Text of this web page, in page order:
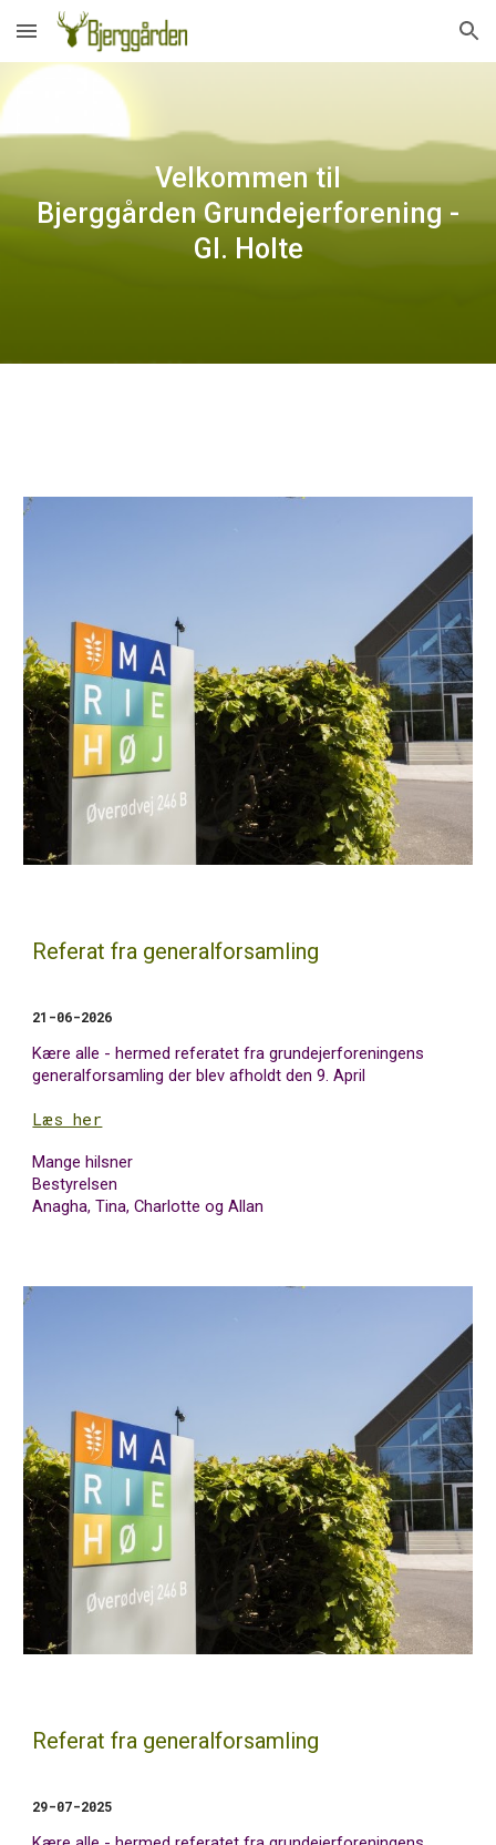
Skip to main content Skip to navigation
Velkommen til
Bjerggården Grundejerforening -
Gl. Holte
Referat fra generalforsamling
21 -06-2026
Kære alle - hermed referatet fra grundejerforeningens
generalforsamling der blev afholdt den9 .April
Læs her
Mange hilsner
Bestyrelsen
Anagha, Tina, Charlotte og Allan
Referat fra generalforsamling
29-07-2025